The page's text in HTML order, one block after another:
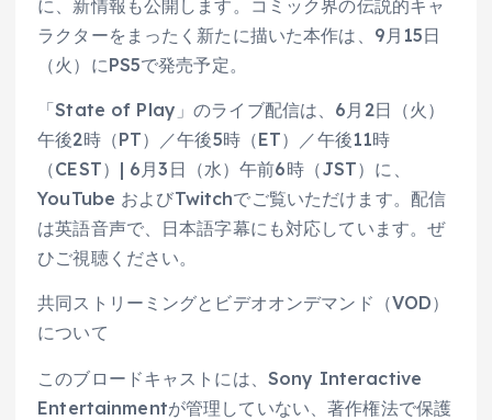
に、新情報も公開します。コミック界の伝説的キャ
ラクターをまったく新たに描いた本作は、9月15日
（火）にPS5で発売予定。
「State of Play」のライブ配信は、6月2日（火）
午後2時（PT）／午後5時（ET）／午後11時
（CEST）| 6月3日（水）午前6時（JST）に、
YouTube およびTwitchでご覧いただけます。配信
は英語音声で、日本語字幕にも対応しています。ぜ
ひご視聴ください。
共同ストリーミングとビデオオンデマンド（VOD）
について
このブロードキャストには、Sony Interactive
Entertainmentが管理していない、著作権法で保護